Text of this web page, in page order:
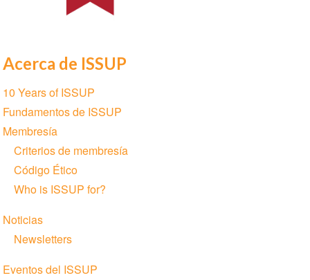
Acerca de ISSUP
Section
navigation
10 Years of ISSUP
Fundamentos de ISSUP
Membresía
Criterios de membresía
Código Ético
Who is ISSUP for?
Noticias
Newsletters
Eventos del ISSUP